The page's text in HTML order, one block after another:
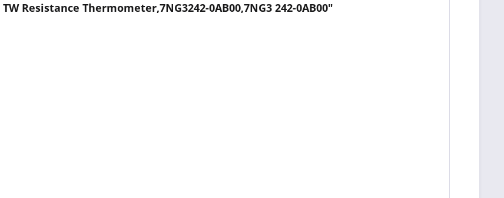
Resistance Thermometer,7NG3242-0AB00,7NG3 242-0AB00"